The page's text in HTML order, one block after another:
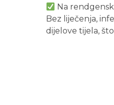
Na
Bez liječenja,
dijelove tijela,